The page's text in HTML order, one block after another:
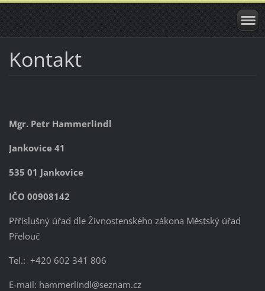
Kontakt
Mgr. Petr Hammerlindl
Jankovice 41
535 01 Jankovice
IČO 00908142
Přříslušný úřad dle Živnostenského zákona Městský úřad
Přelouč
Tel.: +420 602 341 806
E-mail: hammerlindl@seznam.cz